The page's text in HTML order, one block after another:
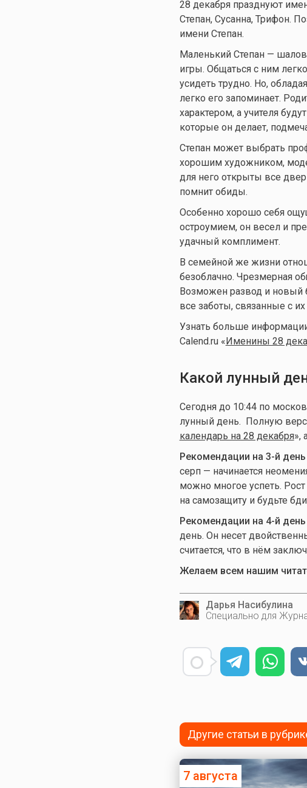
28 декабря празднуют
Степан, Сусанна, Трифон.
имени Степан.
Маленький Степан —
игры. Общаться с ним
усидеть трудно. Но,
легко его запоминает.
характером, а учителя
которые он делает,
Степан может выбрать
хорошим художником,
для него открыты все
помнит обиды.
Особенно хорошо себя
остроумием, он весел и
удачный комплимент.
В семейной же жизни
безоблачно. Чрезмерная
Возможен развод и новый
все заботы, связанные с
Узнать больше
Calend.ru «Именины 28
Какой лунный
Сегодня до 10:44 по
лунный день. Полную
календарь на 28 декабря»,
Рекомендации на 3-й
серп — начинается
можно многое успеть. Рост
на самозащиту и будьте
Рекомендации на 4-й
день. Он несет
считается, что в нём
Желаем всем нашим
Дарья Насибулина
Специально для
Другие статьи в
7 августа